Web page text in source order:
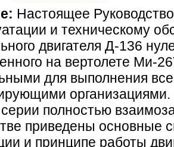
Настоящее
и техническому
двигателя Д-136
на вертолете Ми-
для выполнения
организациями.
полностью
приведены основные
и принципе работы